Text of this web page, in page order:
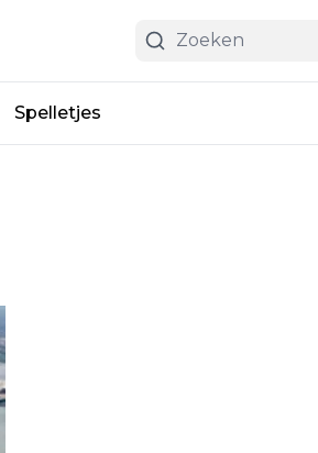
Spelletjes